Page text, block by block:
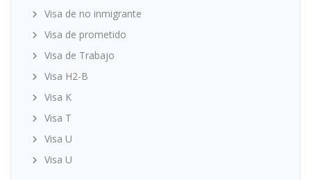
Visa de no inmigrante
Visa de prometido
Visa de Trabajo
Visa H2-B
Visa K
Visa T
Visa U
Visa U